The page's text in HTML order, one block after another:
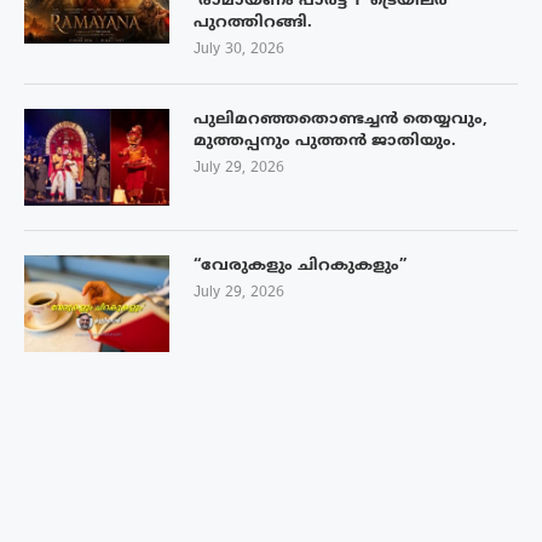
പുറത്തിറങ്ങി.
July 30, 2026
പുലിമറഞ്ഞതൊണ്ടച്ചൻ തെയ്യവും,
മുത്തപ്പനും പുത്തൻ ജാതിയും.
July 29, 2026
“വേരുകളും ചിറകുകളും”
July 29, 2026